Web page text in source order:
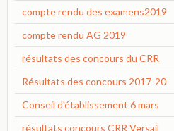
compte rendu des examens2019
compte rendu AG 2019
résultats des concours du CRR
Résultats des concours 2017-20
Conseil d'établissement 6 mars
résultats concours CRR Versail